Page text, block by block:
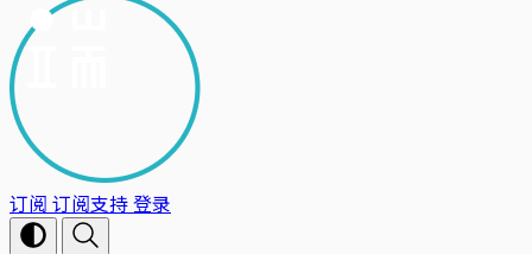
订阅 订阅支持登录